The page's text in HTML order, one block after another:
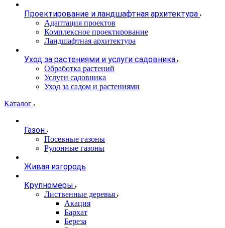
Проектирование и ландшафтная архитектура
Адаптация проектов
Комплексное проектирование
Ландшафтная архитектура
Уход за растениями и услуги садовника
Обработка растений
Услуги садовника
Уход за садом и растениями
Каталог
Газон
Посевные газоны
Рулонные газоны
Живая изгородь
Крупномеры
Лиственные деревья
Акация
Бархат
Береза